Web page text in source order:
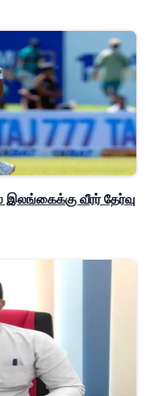
இலங்கைக்கு வீரர் தேர்வு